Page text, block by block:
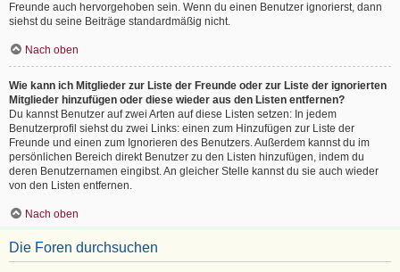
Freunde auch hervorgehoben sein. Wenn du einen Benutzer ignorierst, dann
siehst du seine Beiträge standardmäßig nicht.
Nach oben
Wie kann ich Mitglieder zur Liste der Freunde oder zur Liste der ignorierten
Mitglieder hinzufügen oder diese wieder aus den Listen entfernen?
Du kannst Benutzer auf zwei Arten auf diese Listen setzen: In jedem
Benutzerprofil siehst du zwei Links: einen zum Hinzufügen zur Liste der
Freunde und einen zum Ignorieren des Benutzers. Außerdem kannst du im
persönlichen Bereich direkt Benutzer zu den Listen hinzufügen, indem du
deren Benutzernamen eingibst. An gleicher Stelle kannst du sie auch wieder
von den Listen entfernen.
Nach oben
Die Foren durchsuchen